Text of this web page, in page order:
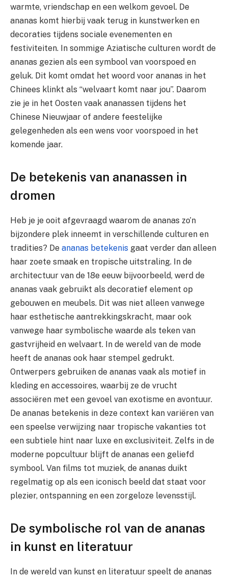
warmte, vriendschap en een welkom gevoel. De
ananas komt hierbij vaak terug in kunstwerken en
decoraties tijdens sociale evenementen en
festiviteiten. In sommige Aziatische culturen wordt de
ananas gezien als een symbool van voorspoed en
geluk. Dit komt omdat het woord voor ananas in het
Chinees klinkt als “welvaart komt naar jou”. Daarom
zie je in het Oosten vaak ananassen tijdens het
Chinese Nieuwjaar of andere feestelijke
gelegenheden als een wens voor voorspoed in het
komende jaar.
De betekenis van ananassen in
dromen
Heb je je ooit afgevraagd waarom de ananas zo’n
bijzondere plek inneemt in verschillende culturen en
tradities? De ananas betekenis gaat verder dan alleen
haar zoete smaak en tropische uitstraling. In de
architectuur van de 18e eeuw bijvoorbeeld, werd de
ananas vaak gebruikt als decoratief element op
gebouwen en meubels. Dit was niet alleen vanwege
haar esthetische aantrekkingskracht, maar ook
vanwege haar symbolische waarde als teken van
gastvrijheid en welvaart. In de wereld van de mode
heeft de ananas ook haar stempel gedrukt.
Ontwerpers gebruiken de ananas vaak als motief in
kleding en accessoires, waarbij ze de vrucht
associëren met een gevoel van exotisme en avontuur.
De ananas betekenis in deze context kan variëren van
een speelse verwijzing naar tropische vakanties tot
een subtiele hint naar luxe en exclusiviteit. Zelfs in de
moderne popcultuur blijft de ananas een geliefd
symbool. Van films tot muziek, de ananas duikt
regelmatig op als een iconisch beeld dat staat voor
plezier, ontspanning en een zorgeloze levensstijl.
De symbolische rol van de ananas
in kunst en literatuur
In de wereld van kunst en literatuur speelt de ananas